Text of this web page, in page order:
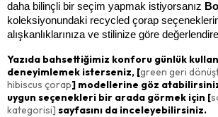
daha bilinçli bir seçim yapmak istiyorsanız
koleksiyonundaki recycled çorap
alışkanlıklarınıza ve stilinize göre
Yazıda bahsettiğimiz konforu günlük
deneyimlemek isterseniz, [green geri
hibiscus çorap] modellerine göz
uygun seçenekleri bir arada görmek için [
kategorisi] sayfasını da inceleyebilirsiniz.